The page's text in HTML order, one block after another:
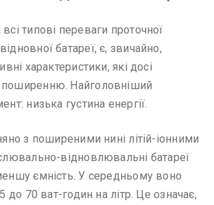
типові переваги проточної
батареї, є, звичайно,
характеристики, які досі
Найголовніший
низька густина енергії.
з поширеними нині літій-іонними
відновлювальні батареї
ємність. У середньому воно
до 70 ват-годин на літр. Це означає,